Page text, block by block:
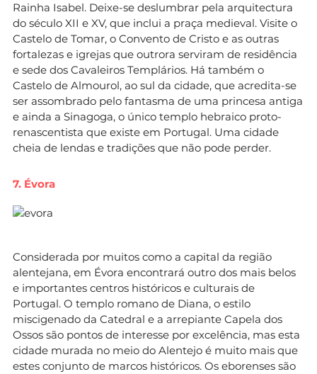
Rainha Isabel. Deixe-se deslumbrar pela arquitectura
do século XII e XV, que inclui a praça medieval. Visite o
Castelo de Tomar, o Convento de Cristo e as outras
fortalezas e igrejas que outrora serviram de residência
e sede dos Cavaleiros Templários. Há também o
Castelo de Almourol, ao sul da cidade, que acredita-se
ser assombrado pelo fantasma de uma princesa antiga
e ainda a Sinagoga, o único templo hebraico proto-
renascentista que existe em Portugal. Uma cidade
cheia de lendas e tradições que não pode perder.
7. Évora
Considerada por muitos como a capital da região
alentejana, em Évora encontrará outro dos mais belos
e importantes centros históricos e culturais de
Portugal. O templo romano de Diana, o estilo
miscigenado da Catedral e a arrepiante Capela dos
Ossos são pontos de interesse por excelência, mas esta
cidade murada no meio do Alentejo é muito mais que
estes conjunto de marcos históricos. Os eborenses são